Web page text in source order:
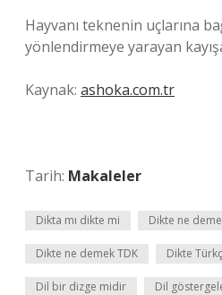
Hayvanı teknenin uçlarına
yönlendirmeye yarayan
Kaynak: ashoka.com.tr
Tarih: Makaleler
Dikta mı dikte mi Dikte ne
Dikte ne demek TDK Dikte
Dil bir dizge midir Dil